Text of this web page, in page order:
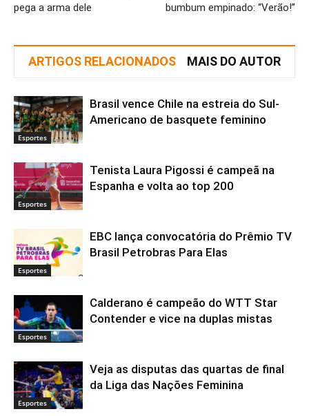
pega a arma dele
bumbum empinado: “Verão!”
ARTIGOS RELACIONADOS MAIS DO AUTOR
Esportes
Brasil vence Chile na estreia do Sul-
Americano de basquete feminino
Esportes
Tenista Laura Pigossi é campeã na
Espanha e volta ao top 200
Esportes
EBC lança convocatória do Prêmio TV
Brasil Petrobras Para Elas
Esportes
Calderano é campeão do WTT Star
Contender e vice na duplas mistas
Esportes
Veja as disputas das quartas de final
da Liga das Nações Feminina